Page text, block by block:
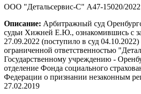
ООО "Детальсервис-С" А47-15020/2022
Описание: Арбитражный суд
судьи Хижней Е.Ю., ознакомившись с
27.09.2022 (поступило в суд 04.10.2022)
ограниченной ответственностью
Государственному учреждению -
отделение Фонда социального
Федерации о признании незаконным
27.02.2019